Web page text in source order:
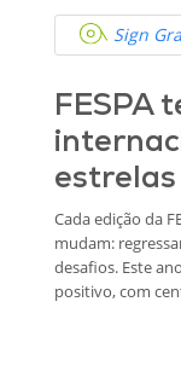
Sign
FESPA
estrelas
Cada edição da
mudam:
desafios. Este
positivo, com